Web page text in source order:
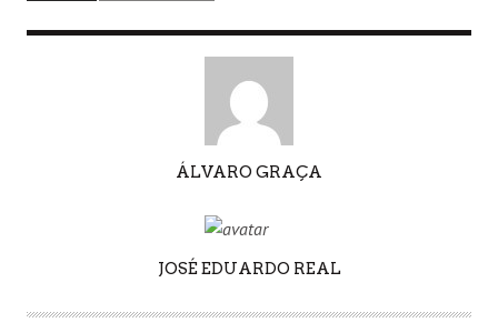
ÁLVARO GRAÇA
JOSÉ EDUARDO REAL